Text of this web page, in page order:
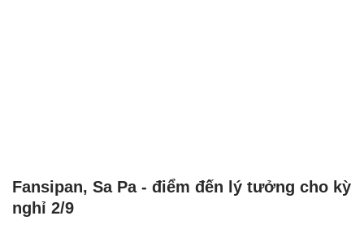
Fansipan, Sa Pa - điểm đến lý tưởng cho kỳ
nghỉ 2/9